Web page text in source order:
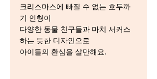
크리스마스에 빠질 수 없는 호두까
기 인형이
다양한 동물 친구들과 마치 서커스
하는 듯한 디자인으로
아이들의 환심을 살만해요.